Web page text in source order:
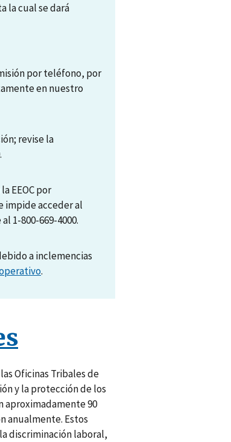
la cual se dará
por teléfono, por
en nuestro
revise la
EEOC por
impide acceder al
1-800-669-4000.
a inclemencias
.
Oficinas Tribales de
y la protección de los
aproximadamente 90
anualmente. Estos
discriminación laboral,